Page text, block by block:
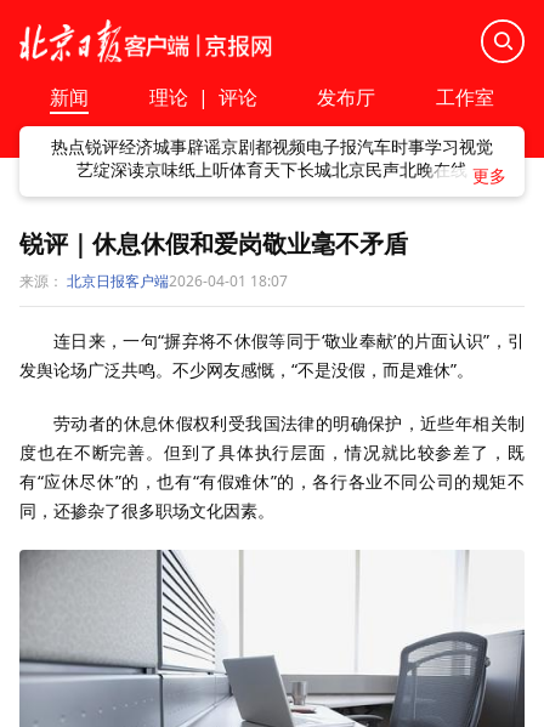
新闻 理论 | 评论 发布厅 工作室
热点锐评经济城事辟谣京剧都视频电子报汽车时事学习视觉
艺绽深读京味纸上听体育天下长城北京民声北晚在线
锐评｜休息休假和爱岗敬业毫不矛盾
来源： 北京日报客户端2026-04-01 18:07
连日来，一句“摒弃将不休假等同于‘敬业奉献’的片面认识”，引
发舆论场广泛共鸣。不少网友感慨，“不是没假，而是难休”。
劳动者的休息休假权利受我国法律的明确保护，近些年相关制
度也在不断完善。但到了具体执行层面，情况就比较参差了，既
有“应休尽休”的，也有“有假难休”的，各行各业不同公司的规矩不
同，还掺杂了很多职场文化因素。